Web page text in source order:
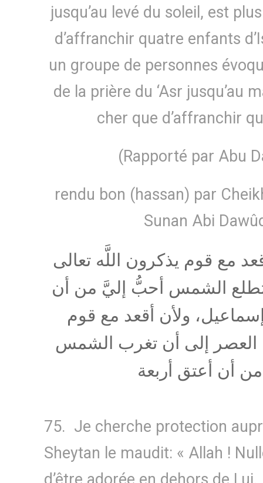
jusqu’au levé du soleil, est
d’affranchir quatre enfants
un groupe de personnes
de la prière du ‘Asr jusqu’au
cher que d’affranchir
(Rapporté par Abu
rendu bon (hassan) par
Sunan Abi
مع قوم يذكرون اللَّه تعالى
تطلع الشمس أحبُّ إليَّ من أن
ولأن أقعد مع قوم
العصر إلى أن تغرب الشمس
أن أعتق أربعة
75. Je cherche protection
Sheytan le maudit: « Allah !
d’être adorée en dehors de